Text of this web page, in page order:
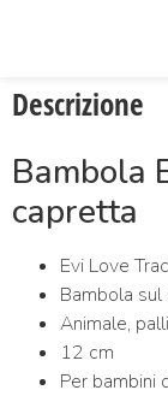
Descrizione
Bambola
capretta
Evi Love
Bambola
Animale,
12 cm
Per bambini